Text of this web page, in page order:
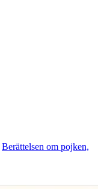
Berättelsen om pojken,